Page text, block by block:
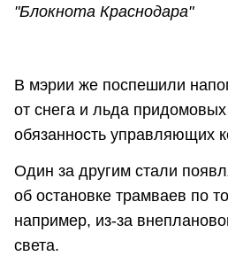
"Блокнота Краснодара"
В мэрии же поспешили
от снега и льда
обязанность управляющих
Один за другим стали
об остановке трамваев по
например, из-за
света.